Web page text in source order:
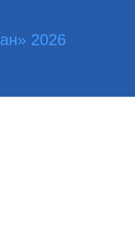
2026